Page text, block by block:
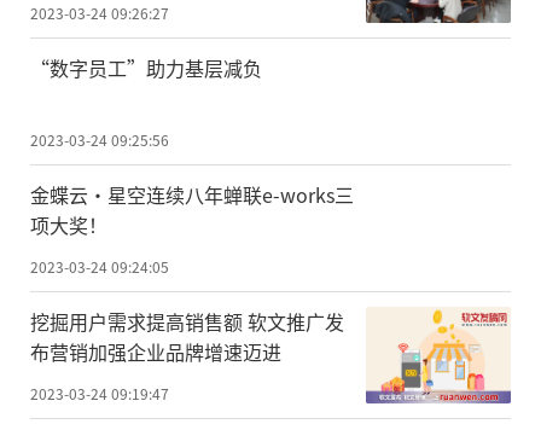
2023-03-24 09:26:27
“数字员工”助力基层减负
2023-03-24 09:25:56
金蝶云·星空连续八年蝉联e-works三
项大奖！
2023-03-24 09:24:05
挖掘用户需求提高销售额 软文推广发
布营销加强企业品牌增速迈进
2023-03-24 09:19:47